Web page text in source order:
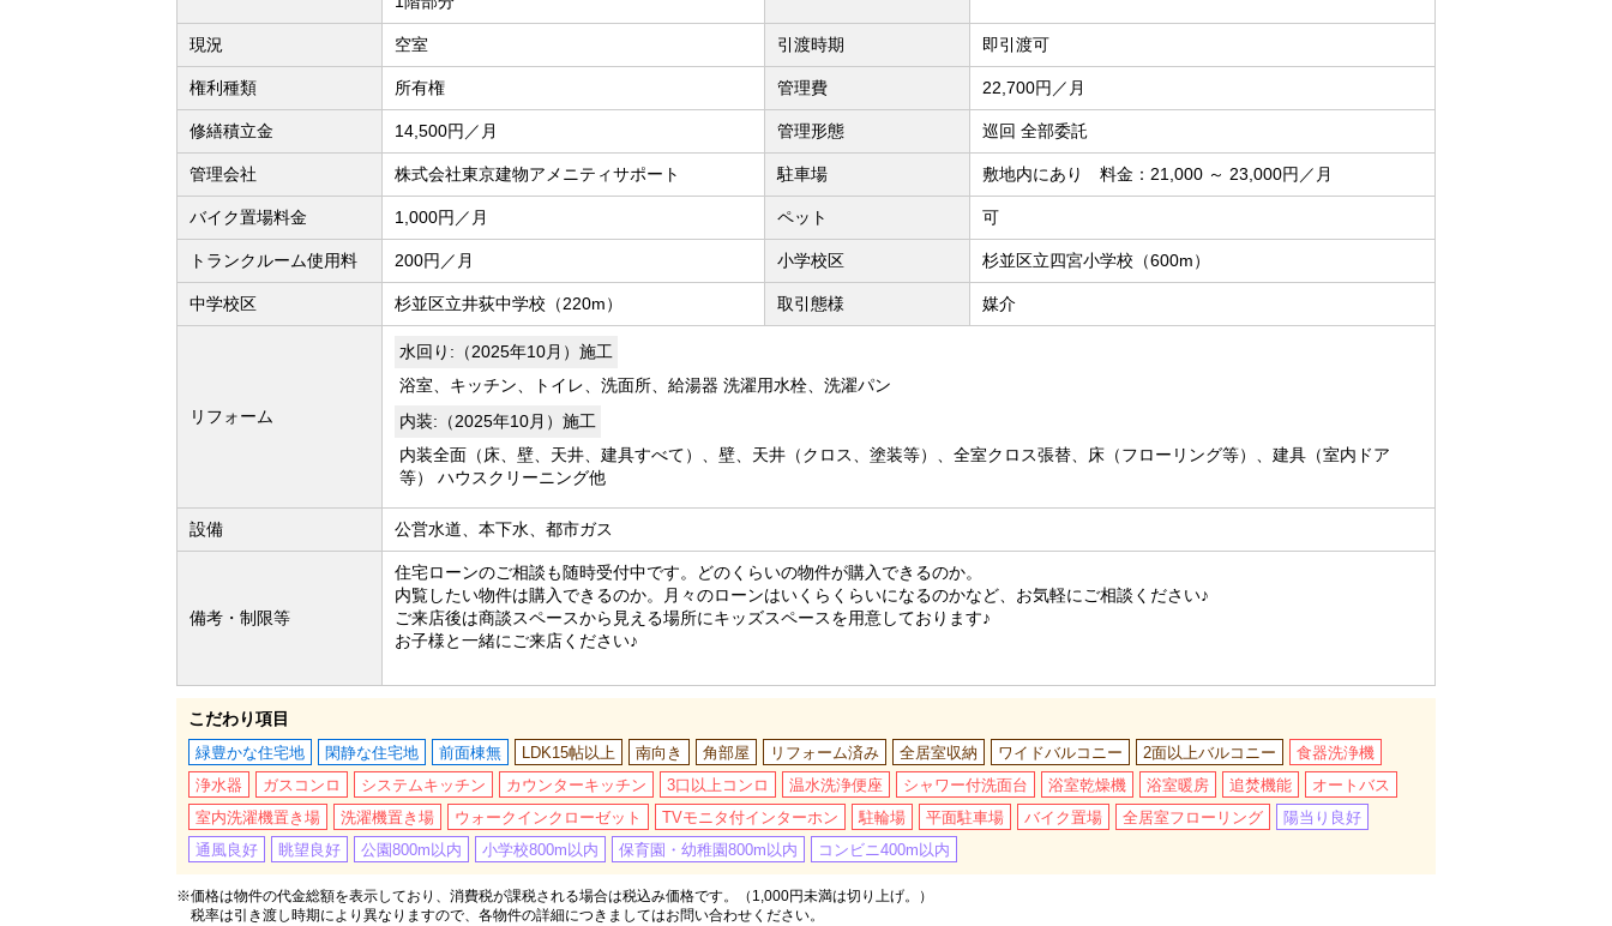
現況 空室 引渡時期 即引渡可
権利種類 所有権 管理費 22,700円／月
修繕積立金 14,500円／月 管理形態 巡回 全部委託
管理会社 株式会社東京建物アメニティサポート 駐車場 敷地内にあり 料金：21,000 ～ 23,000円／月
バイク置場料金 1,000円／月 ペット 可
トランクルーム使用料 200円／月 小学校区 杉並区立四宮小学校（600m）
中学校区 杉並区立井荻中学校（220m） 取引態様 媒介
リフォーム
水回り:（2025年10月）施工
浴室、キッチン、トイレ、洗面所、給湯器 洗濯用水栓、洗濯パン
内装:（2025年10月）施工
内装全面（床、壁、天井、建具すべて）、壁、天井（クロス、塗装等）、全室クロス張替、床（フローリング等）、建具（室内ドア
等） ハウスクリーニング他
設備 公営水道、本下水、都市ガス
備考・制限等
住宅ローンのご相談も随時受付中です。どのくらいの物件が購入できるのか。
内覧したい物件は購入できるのか。月々のローンはいくらくらいになるのかなど、お気軽にご相談ください♪
ご来店後は商談スペースから見える場所にキッズスペースを用意しております♪
お子様と一緒にご来店ください♪
こだわり項目
緑豊かな住宅地 閑静な住宅地 前面棟無 LDK15帖以上 南向き 角部屋 リフォーム済み 全居室収納 ワイドバルコニー 2面以上バルコニー
食器洗浄機
浄水器
ガスコンロ システムキッチン カウンターキッチン 3口以上コンロ 温水洗浄便座 シャワー付洗面台 浴室乾燥機 浴室暖房 追焚機能
オートバス
室内洗濯機置き場
洗濯機置き場 ウォークインクローゼット TVモニタ付インターホン 駐輪場 平面駐車場 バイク置場 全居室フローリング
陽当り良好
通風良好
眺望良好 公園800m以内 小学校800m以内 保育園・幼稚園800m以内 コンビニ400m以内
※価格は物件の代金総額を表示しており、消費税が課税される場合は税込み価格です。（1,000円未満は切り上げ。）
税率は引き渡し時期により異なりますので、各物件の詳細につきましてはお問い合わせください。